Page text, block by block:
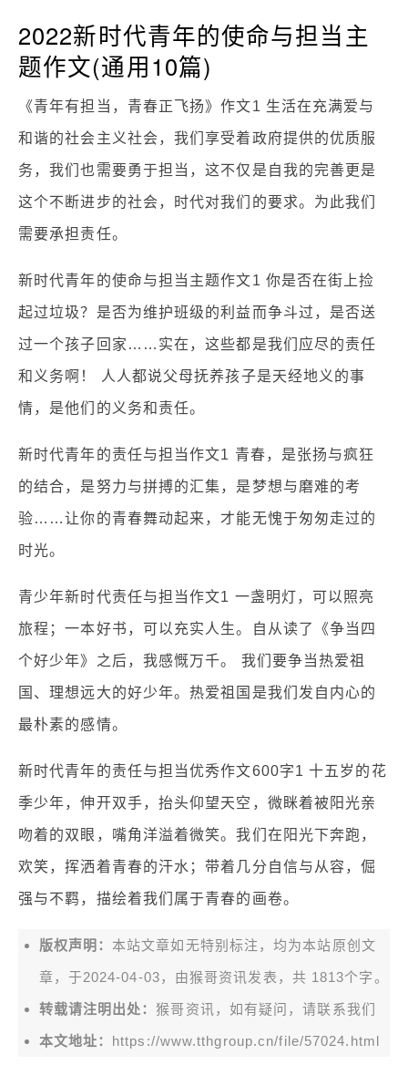
2022新时代青年的使命与担当主
题作文(通用10篇)
《青年有担当，青春正飞扬》作文1 生活在充满爱与
和谐的社会主义社会，我们享受着政府提供的优质服
务，我们也需要勇于担当，这不仅是自我的完善更是
这个不断进步的社会，时代对我们的要求。为此我们
需要承担责任。
新时代青年的使命与担当主题作文1 你是否在街上捡
起过垃圾？是否为维护班级的利益而争斗过，是否送
过一个孩子回家……实在，这些都是我们应尽的责任
和义务啊！ 人人都说父母抚养孩子是天经地义的事
情，是他们的义务和责任。
新时代青年的责任与担当作文1 青春，是张扬与疯狂
的结合，是努力与拼搏的汇集，是梦想与磨难的考
验……让你的青春舞动起来，才能无愧于匆匆走过的
时光。
青少年新时代责任与担当作文1 一盏明灯，可以照亮
旅程；一本好书，可以充实人生。自从读了《争当四
个好少年》之后，我感慨万千。 我们要争当热爱祖
国、理想远大的好少年。热爱祖国是我们发自内心的
最朴素的感情。
新时代青年的责任与担当优秀作文600字1 十五岁的花
季少年，伸开双手，抬头仰望天空，微眯着被阳光亲
吻着的双眼，嘴角洋溢着微笑。我们在阳光下奔跑，
欢笑，挥洒着青春的汗水；带着几分自信与从容，倔
强与不羁，描绘着我们属于青春的画卷。
版权声明： 本站文章如无特别标注，均为本站原创文
章，于2024-04-03，由猴哥资讯 发表，共 1813个字。
转载请注明出处：猴哥资讯，如有疑问，请联系我们
本文地址： https://www.tthgroup.cn/file/57024.html